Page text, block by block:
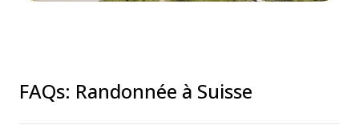
FAQs: Randonnée à Suisse